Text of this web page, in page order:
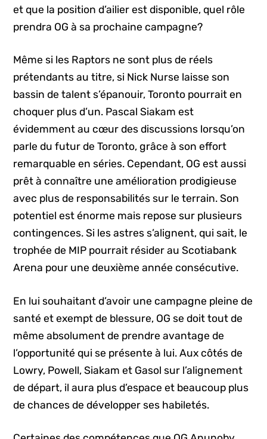
et que la position d’ailier est disponible, quel rôle
prendra OG à sa prochaine campagne?
Même si les Raptors ne sont plus de réels
prétendants au titre, si Nick Nurse laisse son
bassin de talent s’épanouir, Toronto pourrait en
choquer plus d’un. Pascal Siakam est
évidemment au cœur des discussions lorsqu’on
parle du futur de Toronto, grâce à son effort
remarquable en séries. Cependant, OG est aussi
prêt à connaître une amélioration prodigieuse
avec plus de responsabilités sur le terrain. Son
potentiel est énorme mais repose sur plusieurs
contingences. Si les astres s’alignent, qui sait, le
trophée de MIP pourrait résider au Scotiabank
Arena pour une deuxième année consécutive.
En lui souhaitant d’avoir une campagne pleine de
santé et exempt de blessure, OG se doit tout de
même absolument de prendre avantage de
l’opportunité qui se présente à lui. Aux côtés de
Lowry, Powell, Siakam et Gasol sur l’alignement
de départ, il aura plus d’espace et beaucoup plus
de chances de développer ses habiletés.